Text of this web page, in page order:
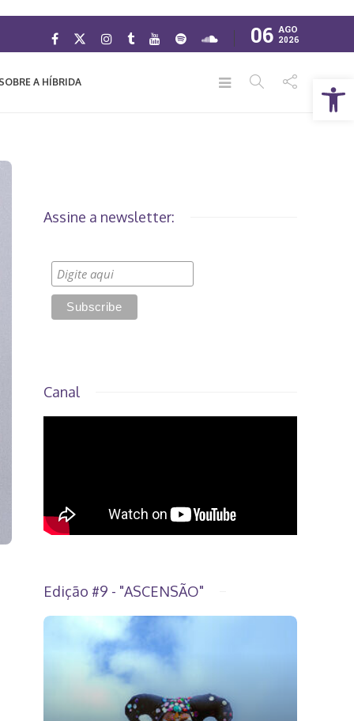
Abrir a barra de ferramentas
06 AGO
2026
A HÍBRIDA
Assine a newsletter:
Canal
Edição #9 - "ASCENSÃO"